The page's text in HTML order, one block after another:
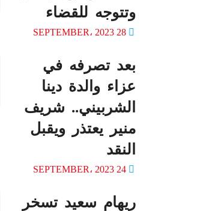
وتتوجه للقضاء
بعد تصرفه في
عزاء والدة دينا
الشربيني.. شريف
منير يعتذر ويقبل
النقد
ريهام سعيد تسخر